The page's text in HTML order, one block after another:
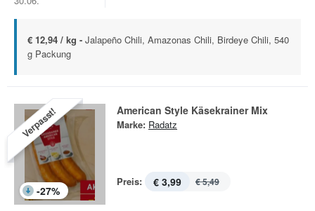
€ 12,94 / kg - Jalapeño Chili, Amazonas Chili, Birdeye Chili, 540
g Packung
Verpasst!
-27%
American Style Käsekrainer Mix
Marke: Radatz
Preis: € 3,99 € 5,49